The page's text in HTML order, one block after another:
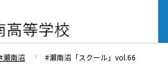
瀬南沼 #瀬南沼「スクール」vol.66